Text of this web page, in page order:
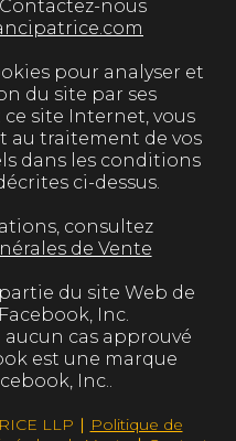
Contactez-nous
pour analyser et
du site par ses
site Internet, vous
au traitement de vos
dans les conditions
ci-dessus.
consultez
de Vente
du site Web de
Inc.
aucun cas approuvé
est une marque
Inc..
LLP ∣ Politique de